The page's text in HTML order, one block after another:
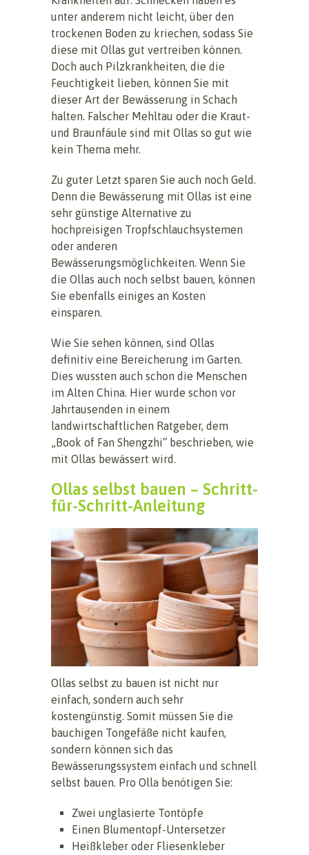
unter anderem nicht leicht, über den
trockenen Boden zu kriechen, sodass Sie
diese mit Ollas gut vertreiben können.
Doch auch Pilzkrankheiten, die die
Feuchtigkeit lieben, können Sie mit
dieser Art der Bewässerung in Schach
halten. Falscher Mehltau oder die Kraut-
und Braunfäule sind mit Ollas so gut wie
kein Thema mehr.
Zu guter Letzt sparen Sie auch noch Geld.
Denn die Bewässerung mit Ollas ist eine
sehr günstige Alternative zu
hochpreisigen Tropfschlauchsystemen
oder anderen
Bewässerungsmöglichkeiten. Wenn Sie
die Ollas auch noch selbst bauen, können
Sie ebenfalls einiges an Kosten
einsparen.
Wie Sie sehen können, sind Ollas
definitiv eine Bereicherung im Garten.
Dies wussten auch schon die Menschen
im Alten China. Hier wurde schon vor
Jahrtausenden in einem
landwirtschaftlichen Ratgeber, dem
„Book of Fan Shengzhi“ beschrieben, wie
mit Ollas bewässert wird.
Ollas selbst bauen – Schritt-
für-Schritt-Anleitung
Ollas selbst zu bauen ist nicht nur
einfach, sondern auch sehr
kostengünstig. Somit müssen Sie die
bauchigen Tongefäße nicht kaufen,
sondern können sich das
Bewässerungssystem einfach und schnell
selbst bauen. Pro Olla benötigen Sie:
Zwei unglasierte Tontöpfe
Einen Blumentopf-Untersetzer
Heißkleber oder Fliesenkleber